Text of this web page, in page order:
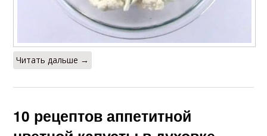
Читать дальше →
10 рецептов аппетитной